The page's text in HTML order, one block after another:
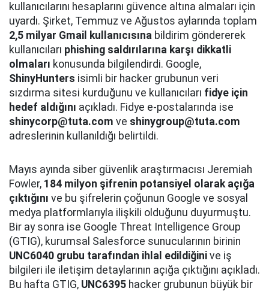
kullanıcılarını hesaplarını güvence altına almaları için
uyardı. Şirket, Temmuz ve Ağustos aylarında toplam
2,5 milyar Gmail kullanıcısına bildirim göndererek
kullanıcıları phishing saldırılarına karşı dikkatli
olmaları konusunda bilgilendirdi. Google,
ShinyHunters isimli bir hacker grubunun veri
sızdırma sitesi kurduğunu ve kullanıcıları fidye için
hedef aldığını açıkladı. Fidye e-postalarında ise
shinycorp@tuta.com ve shinygroup@tuta.com
adreslerinin kullanıldığı belirtildi.
Mayıs ayında siber güvenlik araştırmacısı Jeremiah
Fowler, 184 milyon şifrenin potansiyel olarak açığa
çıktığını ve bu şifrelerin çoğunun Google ve sosyal
medya platformlarıyla ilişkili olduğunu duyurmuştu.
Bir ay sonra ise Google Threat Intelligence Group
(GTIG), kurumsal Salesforce sunucularının birinin
UNC6040 grubu tarafından ihlal edildiğini ve iş
bilgileri ile iletişim detaylarının açığa çıktığını açıkladı.
Bu hafta GTIG, UNC6395 hacker grubunun büyük bir